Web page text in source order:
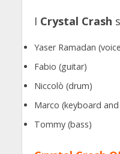
I Crystal Crash
Yaser Ramadan
Fabio (guitar)
Niccolò (drum)
Marco (keyboard
Tommy (bass)